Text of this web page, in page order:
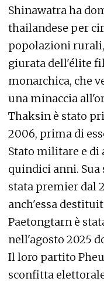
Shinawatra ha
thailandese per
popolazioni
giurata dell'élite
monarchica, che
una minaccia
Thaksin è stato
2006, prima di
Stato militare e di
quindici anni.
stata premier dal
anch'essa
Paetongtarn è
nell'agosto 2025
Il loro partito
sconfitta